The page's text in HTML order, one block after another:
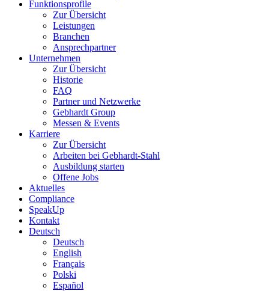
Funktionsprofile
Zur Übersicht
Leistungen
Branchen
Ansprechpartner
Unternehmen
Zur Übersicht
Historie
FAQ
Partner und Netzwerke
Gebhardt Group
Messen & Events
Karriere
Zur Übersicht
Arbeiten bei Gebhardt-Stahl
Ausbildung starten
Offene Jobs
Aktuelles
Compliance
SpeakUp
Kontakt
Deutsch
Deutsch
English
Français
Polski
Español